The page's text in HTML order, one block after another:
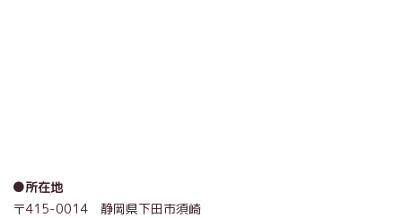
●所在地
〒415-0014 静岡県下田市須崎